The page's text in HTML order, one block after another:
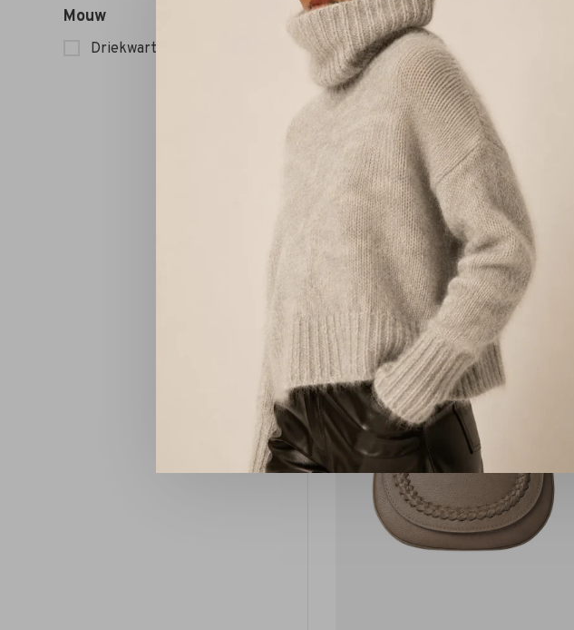
Mouw
Driekwart Mouw
La Salle
La Salle Side Wrap Shirt Taft coffee
€179,00